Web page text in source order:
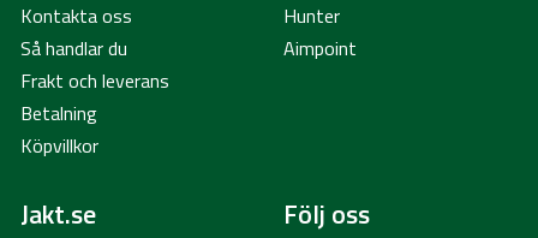
Kontakta oss
Så handlar du
Frakt och leverans
Betalning
Köpvillkor
Hunter
Aimpoint
Jakt.se Följ oss